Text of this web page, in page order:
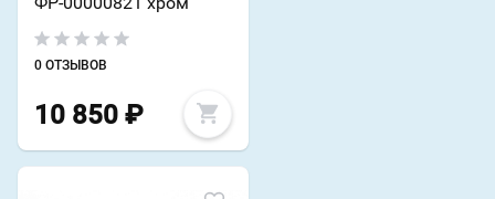
0 ОТЗЫВОВ
10 850 ₽